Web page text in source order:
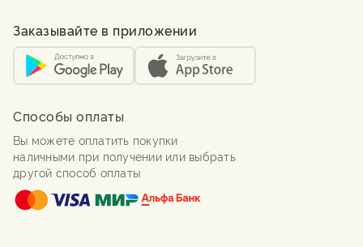
Заказывайте в приложении
Способы оплаты
Вы можете оплатить покупки
наличными при получении или выбрать
другой способ оплаты